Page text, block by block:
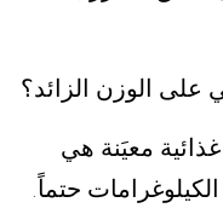
على الوزن الزائد؟
معيَنة هي
حتماً.